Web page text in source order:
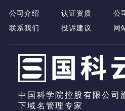
公司介绍 认证资质 公
联系我们
投诉建议 网
中国科学院控股有限公司
下域名管理专家